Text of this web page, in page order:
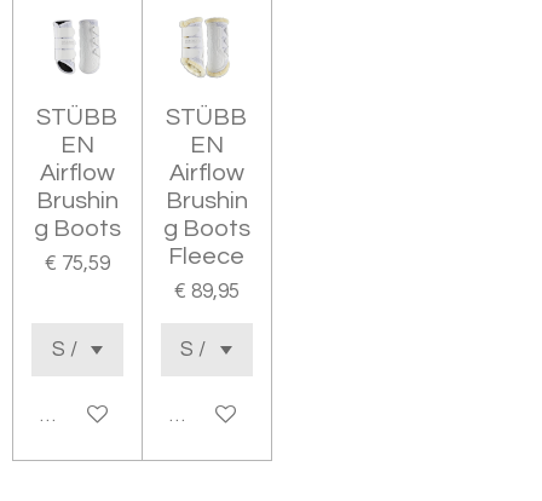
STÜBB
EN
Airflow
Brushin
g Boots
€ 75,59
In winkelwagen
STÜBB
EN
Airflow
Brushin
g Boots
Fleece
€ 89,95
In winkelwagen